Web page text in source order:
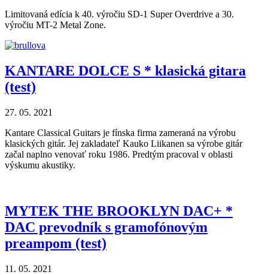
Limitovaná edícia k 40. výročiu SD-1 Super Overdrive a 30.
výročiu MT-2 Metal Zone.
KANTARE DOLCE S * klasická gitara
(test)
27. 05. 2021
Kantare Classical Guitars je fínska firma zameraná na výrobu
klasických gitár. Jej zakladateľ Kauko Liikanen sa výrobe gitár
začal naplno venovať roku 1986. Predtým pracoval v oblasti
výskumu akustiky.
MYTEK THE BROOKLYN DAC+ *
DAC prevodník s gramofónovým
preampom (test)
11. 05. 2021